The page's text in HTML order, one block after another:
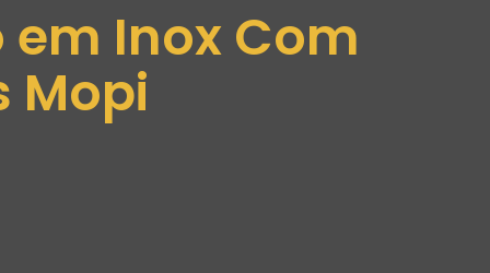
Inox Com
Mopi